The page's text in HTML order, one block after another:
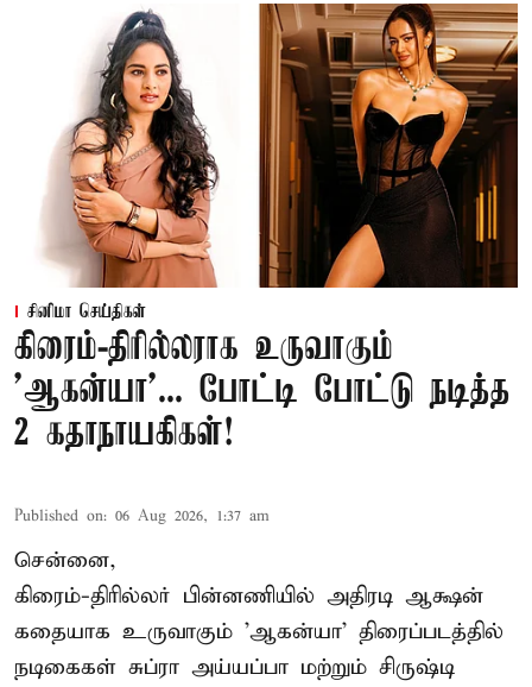
சினிமா செய்திகள்
கிரைம்-திரில்லராக உருவாகும்
'ஆகன்யா'... போட்டி போட்டு நடித்த
2 கதாநாயகிகள்!
Published on: 06 Aug 2026, 1:37 am
சென்னை,
கிரைம்-திரில்லர் பின்னணியில் அதிரடி ஆக்ஷன்
கதையாக உருவாகும் 'ஆகன்யா' திரைப்படத்தில்
நடிகைகள் சுப்ரா அய்யப்பா மற்றும் சிருஷ்டி